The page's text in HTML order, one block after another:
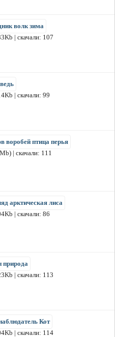
волк зима
| скачали: 107
| скачали: 99
воробей птица перья
| скачали: 111
арктическая лиса
| скачали: 86
природа
| скачали: 113
Кот
| скачали: 114